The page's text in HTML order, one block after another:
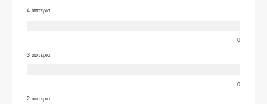
4 αστέρια
0
3 αστέρια
0
2 αστέρια